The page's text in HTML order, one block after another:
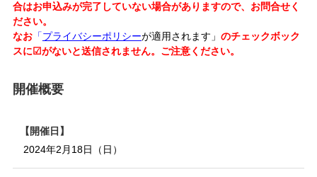
合はお申込みが完了していない場合がありますので、お問合せく
ださい。
なお「プライバシーポリシーが適用されます」 のチェックボック
スに☑がないと送信されません。ご注意ください。
開催概要
開催日
2024年2月18日（日）